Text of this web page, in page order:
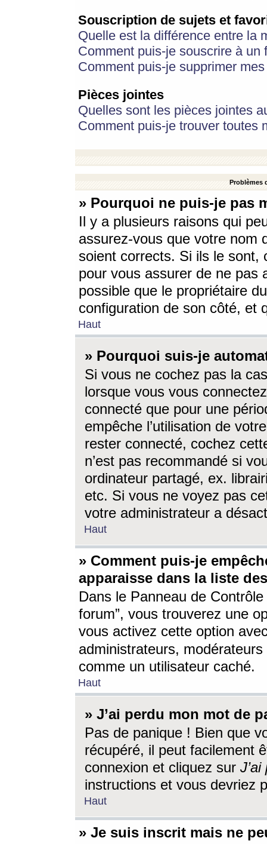
Souscription de sujets et
Quelle est la différence entre la
Comment puis-je souscrire à
Comment puis-je supprimer
Pièces jointes
Quelles sont les pièces jointes
Comment puis-je trouver toutes
Problèmes
» Pourquoi ne puis-je pas
Il y a plusieurs raisons qui
assurez-vous que votre nom
soient corrects. Si ils le sont,
pour vous assurer de ne pas
possible que le propriétaire
configuration de son côté, et
Haut
» Pourquoi suis-je
Si vous ne cochez pas la
lorsque vous vous
connecté que pour une
empêche l’utilisation de
rester connecté, cochez
n’est pas recommandé si
ordinateur partagé, ex.
etc. Si vous ne voyez pas
votre administrateur a
Haut
» Comment puis-je
apparaisse dans la liste
Dans le Panneau de
forum”, vous trouverez une
vous activez cette option
administrateurs,
comme un utilisateur caché.
Haut
» J’ai perdu mon mot de
Pas de panique ! Bien que
récupéré, il peut facilement
connexion et cliquez sur
instructions et vous devriez
Haut
» Je suis inscrit mais ne